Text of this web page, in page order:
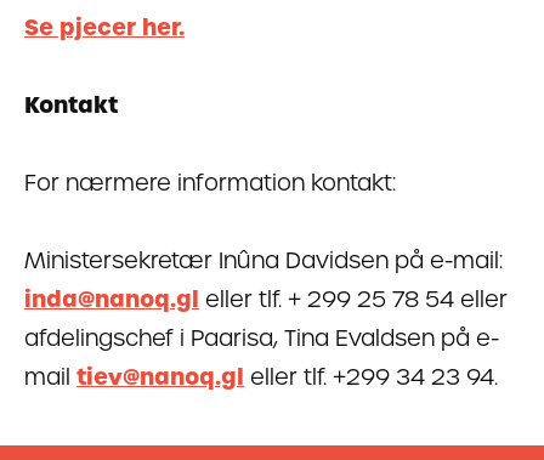
Se pjecer her.
Kontakt
For nærmere information kontakt:
Ministersekretær Inûna Davidsen på e-mail:
inda@nanoq.gl eller tlf. + 299 25 78 54 eller
afdelingschef i Paarisa, Tina Evaldsen på e-
mail tiev@nanoq.gl eller tlf. +299 34 23 94.